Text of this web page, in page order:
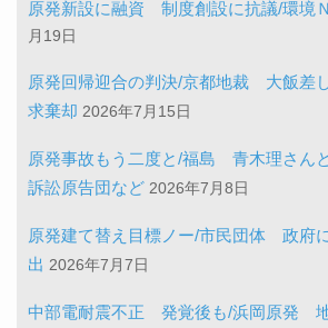
原発新設に融資 制度創設に抗議/環境
月19日
原発回帰迎合の判決/京都地裁 大飯差
求棄却 2026年7月15日
原発事故もう二度と/福島 青木理さん
訴訟原告団など 2026年7月8日
原発建て替え目標ノー/市民団体 政府
出 2026年7月7日
中部電耐震不正 発覚後も/浜岡原発